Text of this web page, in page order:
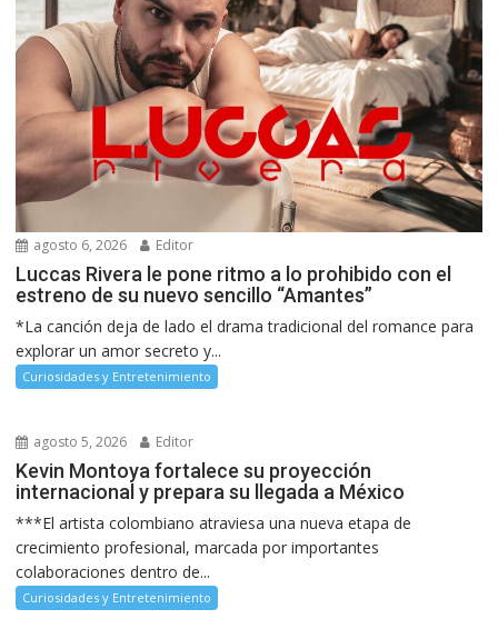
agosto 6, 2026 Editor
Luccas Rivera le pone ritmo a lo prohibido con el
estreno de su nuevo sencillo “Amantes”
*La canción deja de lado el drama tradicional del romance para
explorar un amor secreto y...
Curiosidades y Entretenimiento
agosto 5, 2026 Editor
Kevin Montoya fortalece su proyección
internacional y prepara su llegada a México
***El artista colombiano atraviesa una nueva etapa de
crecimiento profesional, marcada por importantes
colaboraciones dentro de...
Curiosidades y Entretenimiento